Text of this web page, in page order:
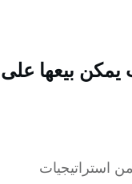
يمكن بيعها على
عبر 8 أنواع من استراتيجيات